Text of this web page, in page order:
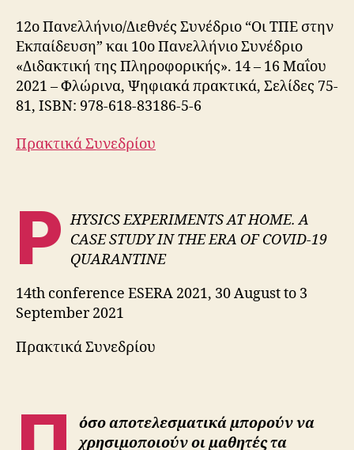
12ο Πανελλήνιο/Διεθνές Συνέδριο “Οι ΤΠΕ στην
Εκπαίδευση” και 10ο Πανελλήνιο Συνέδριο
«Διδακτική της Πληροφορικής». 14 – 16 Μαΐου
2021 – Φλώρινα, Ψηφιακά πρακτικά, Σελίδες 75-
81, ISBN: 978-618-83186-5-6
Πρακτικά Συνεδρίου
P HYSICS EXPERIMENTS AT HOME. A
CASE STUDY IN THE ERA OF COVID-19
QUARANTINE
14th conference ESERA 2021, 30 August to 3
September 2021
Πρακτικά Συνεδρίου
όσο αποτελεσματικά μπορούν να
χρησιμοποιούν οι μαθητές τα